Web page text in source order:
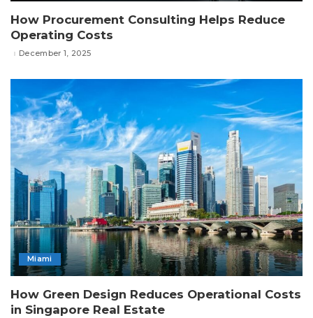
How Procurement Consulting Helps Reduce
Operating Costs
December 1, 2025
Miami
How Green Design Reduces Operational Costs
in Singapore Real Estate